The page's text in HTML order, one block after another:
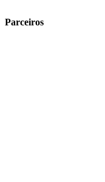
Parceiros